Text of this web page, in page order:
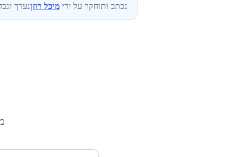
נכתב ותוחקר על ידי מיכל רוזןנערך